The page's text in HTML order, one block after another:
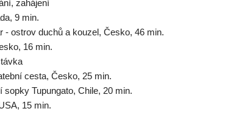
zahájení
9 min.
- ostrov duchů a kouzel, Česko, 46 min.
16 min.
cesta, Česko, 25 min.
sopky Tupungato, Chile, 20 min.
15 min.